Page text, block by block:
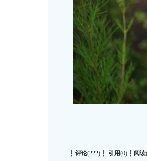
┆ 评论(222) ┆ 引用(0) ┆ 阅读